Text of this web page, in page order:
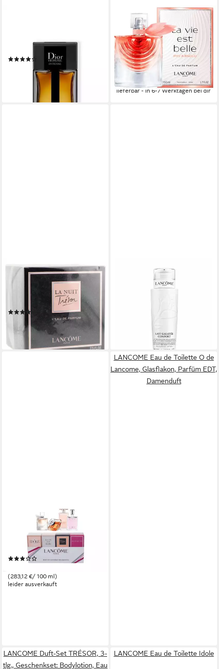
(27)
ab 95,90 €
(1.918,00 €/ 1 l)
leider ausverkauft
LANCOME
Eau de Parfum La Vie Est
Belle, Glasflakon, Parfüm EDP,
Damenduft
ab 92,50 € UVP
(185,00 €/ 100 ml)
lieferbar - in 6-7 Werktagen bei dir
LANCOME
Eau de Parfum Lancome
Tresor La Nuit L'Eau de
Parfum Spray 75 ml
(150,55 €/ 100 ml)
leider ausverkauft
Gesichts-Reinigungsmilch
Lancôme Lait Galatee Confort
LANCOME
Duft-Set The Best Of
Lancome, 4-tlg., Miracle;
Tresor; Idole; La Vie est belle;
(5)
(283,12 €/ 100 ml)
leider ausverkauft
LANCOME Eau de Toilette O de
Lancome, Glasflakon, Parfüm EDT,
Damenduft
LANCOME Duft-Set TRÉSOR, 3-
tlg., Geschenkset: Bodylotion, Eau
LANCOME Eau de Toilette Idole